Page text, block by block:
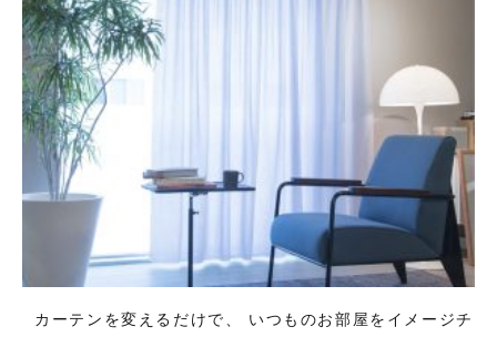
カーテンを変えるだけで、 いつものお部屋をイメージチ